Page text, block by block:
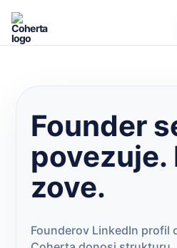
Founder
povezuje.
zove.
Founderov LinkedIn profil